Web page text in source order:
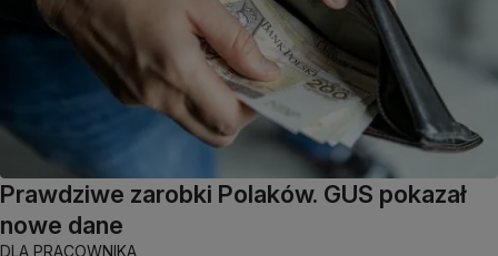
Prawdziwe zarobki Polaków. GUS pokazał
nowe dane
DLA PRACOWNIKA